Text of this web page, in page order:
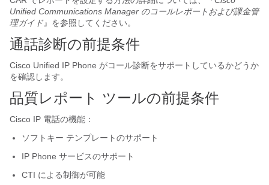
Unified Communications Manager のコールレポートおよび課金管
理ガイド』を参照してください。
通話診断の前提条件
Cisco Unified IP Phone がコール診断をサポートしているかどうか
を確認します。
品質レポート ツールの前提条件
Cisco IP 電話の機能：
ソフトキー テンプレートのサポート
IP Phone サービスのサポート
CTI による制御が可能